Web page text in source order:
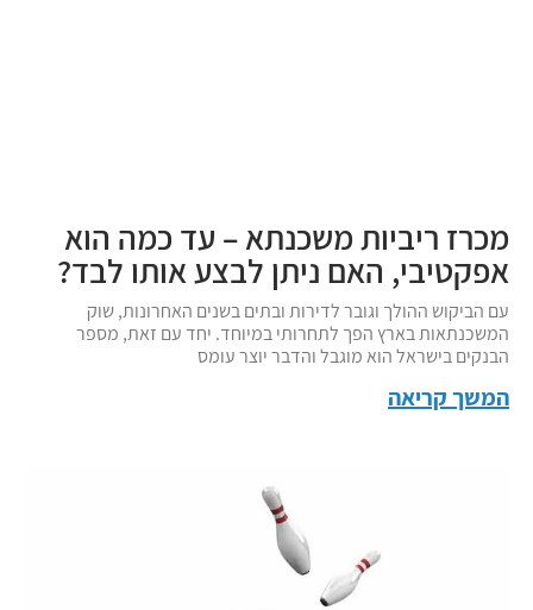
מכרז ריביות משכנתא – עד כמה הוא
אפקטיבי, האם ניתן לבצע אותו לבד?
עם הביקוש ההולך וגובר לדירות ובתים בשנים האחרונות, שוק
המשכנתאות בארץ הפך לתחרותי במיוחד. יחד עם זאת, מספר
הבנקים בישראל הוא מוגבל והדבר יוצר עומס
המשך קריאה